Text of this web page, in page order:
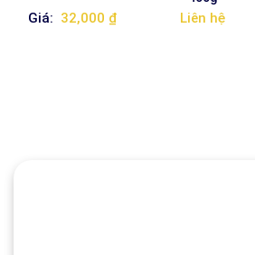
Giá: 32,000 ₫ Liên hệ